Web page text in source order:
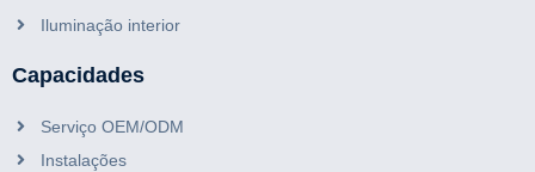
Iluminação interior
Capacidades
Serviço OEM/ODM
Instalações